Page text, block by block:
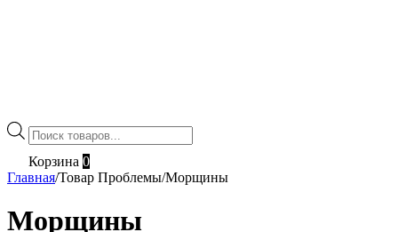
Поиск
товаров
Корзина 0
Главная/Товар Проблемы/Морщины
Морщины